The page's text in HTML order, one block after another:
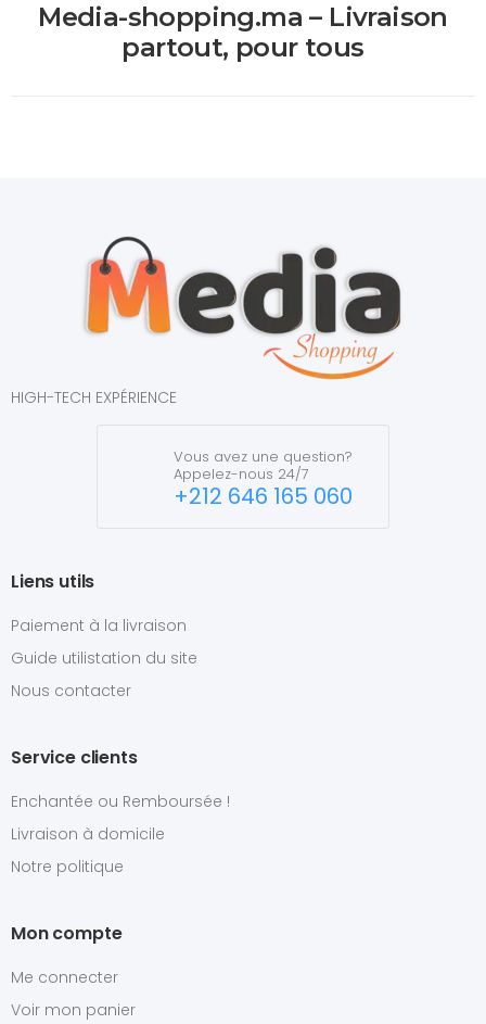
Media-shopping.ma – Livraison
partout, pour tous
HIGH-TECH EXPÉRIENCE
Vous avez une question?
Appelez-nous 24/7
+212 646 165 060
Liens utils
Paiement à la livraison
Guide utilistation du site
Nous contacter
Service clients
Enchantée ou Remboursée !
Livraison à domicile
Notre politique
Mon compte
Me connecter
Voir mon panier